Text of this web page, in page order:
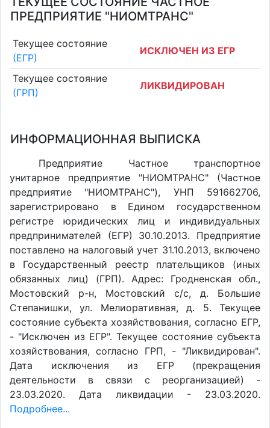
ПРЕДПРИЯТИЕ "НИОМТРАНС"
Текущее состояние
(ЕГР)
ИСКЛЮЧЕН ИЗ ЕГР
Текущее состояние
(ГРП)
ЛИКВИДИРОВАН
ИНФОРМАЦИОННАЯ ВЫПИСКА
Предприятие Частное транспортное
унитарное предприятие "НИОМТРАНС" (Частное
предприятие "НИОМТРАНС"), УНП 591662706,
зарегистрировано в Едином государственном
регистре юридических лиц и индивидуальных
предпринимателей (ЕГР) 30.10.2013. Предприятие
поставлено на налоговый учет 31.10.2013, включено
в Государственный реестр плательщиков (иных
обязанных лиц) (ГРП). Адрес: Гродненская обл.,
Мостовский р-н, Мостовский с/с, д. Большие
Степанишки, ул. Мелиоративная, д. 5. Текущее
состояние субъекта хозяйствования, согласно ЕГР,
- "Исключен из ЕГР". Текущее состояние субъекта
хозяйствования, согласно ГРП, - "Ликвидирован".
Дата исключения из ЕГР (прекращения
деятельности в связи с реорганизацией) -
23.03.2020. Дата ликвидации - 23.03.2020.
Подробнее...